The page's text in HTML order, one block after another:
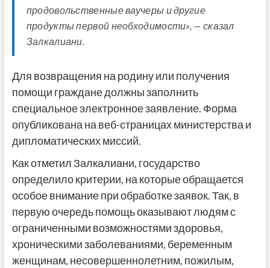
продовольственные ваучеры и другие
продукты первой необходимости», — сказал
Залкалиани.
Для возвращения на родину или получения
помощи граждане должны заполнить
специальное электронное заявление. Форма
опубликована на веб-страницах министерства и
дипломатических миссий.
Как отметил Залкалиани, государство
определило критерии, на которые обращается
особое внимание при обработке заявок. Так, в
первую очередь помощь оказывают людям с
ограниченными возможностями здоровья,
хроническими заболеваниями, беременным
женщинам, несовершеннолетним, пожилым,